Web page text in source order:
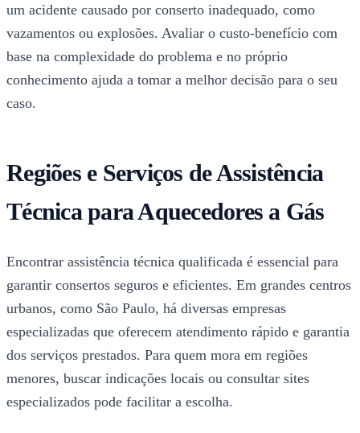
um acidente causado por conserto inadequado, como
vazamentos ou explosões. Avaliar o custo-benefício com
base na complexidade do problema e no próprio
conhecimento ajuda a tomar a melhor decisão para o seu
caso.
Regiões e Serviços de Assistência
Técnica para Aquecedores a Gás
Encontrar assistência técnica qualificada é essencial para
garantir consertos seguros e eficientes. Em grandes centros
urbanos, como São Paulo, há diversas empresas
especializadas que oferecem atendimento rápido e garantia
dos serviços prestados. Para quem mora em regiões
menores, buscar indicações locais ou consultar sites
especializados pode facilitar a escolha.